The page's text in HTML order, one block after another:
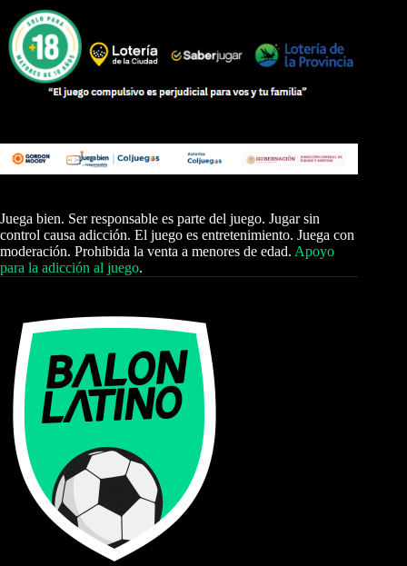
Juega bien. Ser responsable es parte del juego. Jugar sin
control causa adicción. El juego es entretenimiento. Juega con
moderación. Prohibida la venta a menores de edad. Apoyo
para la adicción al juego.